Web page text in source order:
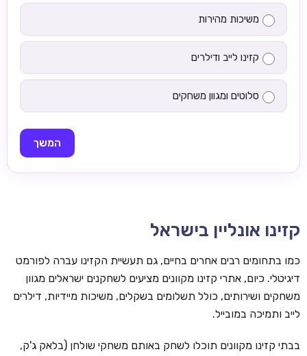
משיכות מהירות
קזינו לייב ודילרים
סלוטים ומגוון משחקים
המשך
קזינו אונליין בישראל
כמו בתחומים רבים אחרים בחיים, גם תעשיית הקזינו עברה לפורמט
דיגיטלי. כיום, אתרי קזינו מקוונים מציעים לשחקנים ישראלים מגוון
משחקים ושירותים, כולל תשלומים בשקלים, משיכות מיידיות, דילרים
לייב ותמיכה במובייל.
בבתי קזינו מקוונים תוכלו לשחק באותם משחקי שולחן (בלאק ג'ק,